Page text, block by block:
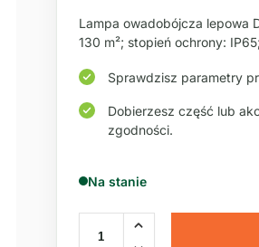
Lampa owadobójcza lepowa
130 m²; stopień ochrony:
Sprawdzisz parametry
Dobierzesz część lub
zgodności.
Na stanie